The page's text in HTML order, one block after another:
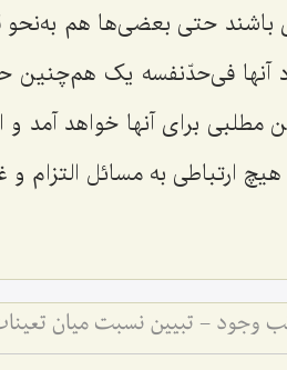
حتی بعضی‌ها هم به‌نحو
آنها فی‌حدّنفسه یک هم‌چنین
برای آنها خواهد آمد و
ارتباطی به مسائل التزام و